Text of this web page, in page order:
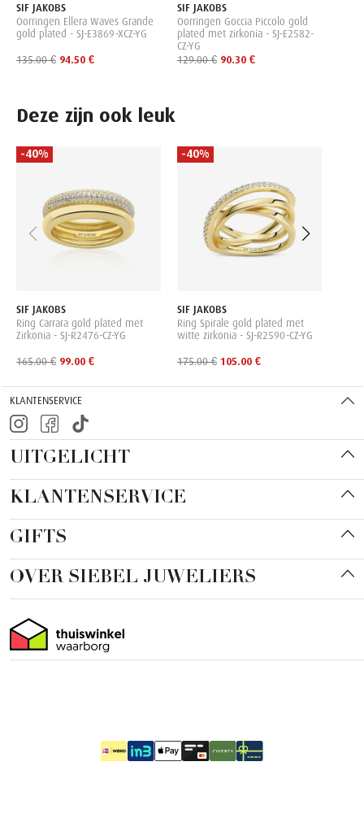
SIF JAKOBS
Oorringen Ellera Waves Grande
gold plated - SJ-E3869-XCZ-YG
135.00 € 94.50 €
SIF JAKOBS
Oorringen Goccia Piccolo gold
plated met zirkonia - SJ-E2582-
CZ-YG
129.00 € 90.30 €
Deze zijn ook leuk
-40%
SIF JAKOBS
Ring Carrara gold plated met
Zirkonia - SJ-R2476-CZ-YG
165.00 € 99.00 €
-40%
SIF JAKOBS
Ring Spirale gold plated met
witte zirkonia - SJ-R2590-CZ-YG
175.00 € 105.00 €
KLANTENSERVICE
UITGELICHT
KLANTENSERVICE
GIFTS
OVER SIEBEL JUWELIERS